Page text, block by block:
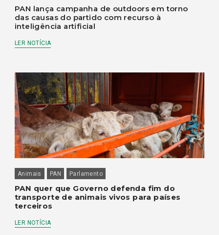
PAN lança campanha de outdoors em torno
das causas do partido com recurso à
inteligência artificial
LER NOTÍCIA
Animais PAN Parlamento
PAN quer que Governo defenda fim do
transporte de animais vivos para países
terceiros
LER NOTÍCIA